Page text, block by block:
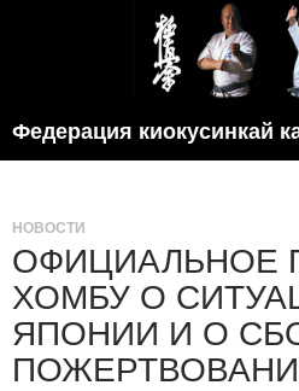
НОВОСТИ
ОФИЦИАЛЬНОЕ
ХОМБУ О
ЯПОНИИ И О